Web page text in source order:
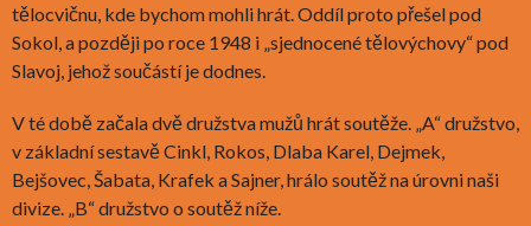
tělocvičnu, kde bychom mohli hrát. Oddíl proto přešel pod
Sokol, a později po roce 1948 i „sjednocené tělovýchovy“ pod
Slavoj, jehož součástí je dodnes.
V té době začala dvě družstva mužů hrát soutěže. „A“ družstvo,
v základní sestavě Cinkl, Rokos, Dlaba Karel, Dejmek,
Bejšovec, Šabata, Krafek a Sajner, hrálo soutěž na úrovni naši
divize. „B“ družstvo o soutěž níže.